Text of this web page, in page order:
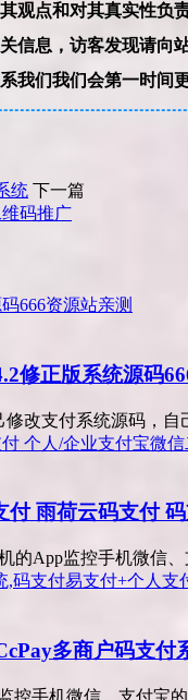
观点和对其真实性负责
信息，访客发现请向
我们我们会第一时间更
统 下一篇
码推广
修正版系统源码
改支付系统源码，自
付 雨荷云码支付
的App监控手机微信、
多商户码支
控手机微信、支付宝的